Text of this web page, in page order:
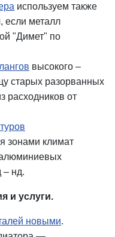
используем также
если металл
"Димет" по
высокого –
старых разорванных
расходников от
зонами климат
– нд.
и услуги.
новыми.